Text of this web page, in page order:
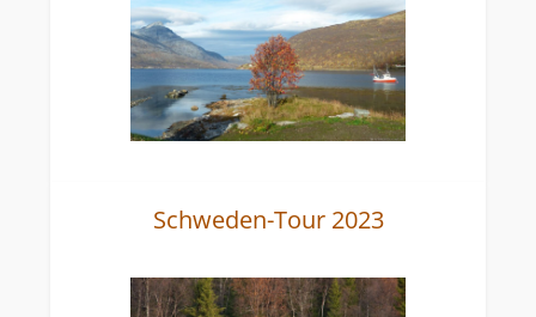
Schweden-Tour 2023